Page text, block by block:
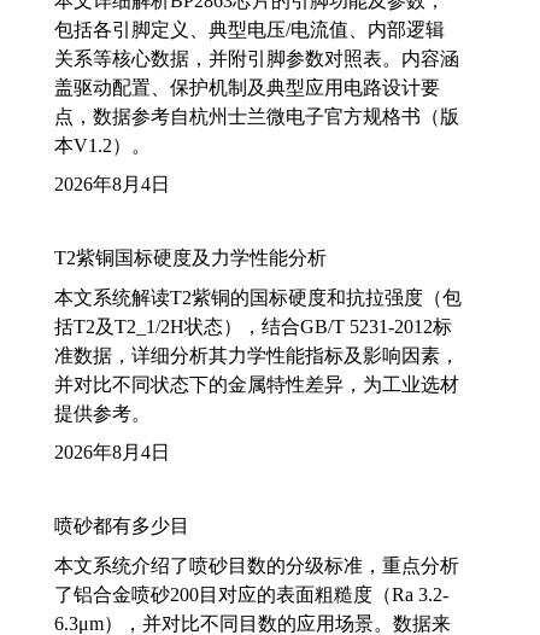
包括各引脚定义、典型电压/电流值、内部逻辑
关系等核心数据，并附引脚参数对照表。内容涵
盖驱动配置、保护机制及典型应用电路设计要
点，数据参考自杭州士兰微电子官方规格书（版
本V1.2）。
2026年8月4日
T2紫铜国标硬度及力学性能分析
本文系统解读T2紫铜的国标硬度和抗拉强度（包
括T2及T2_1/2H状态），结合GB/T 5231-2012标
准数据，详细分析其力学性能指标及影响因素，
并对比不同状态下的金属特性差异，为工业选材
提供参考。
2026年8月4日
喷砂都有多少目
本文系统介绍了喷砂目数的分级标准，重点分析
了铝合金喷砂200目对应的表面粗糙度（Ra 3.2-
6.3μm），并对比不同目数的应用场景。数据来